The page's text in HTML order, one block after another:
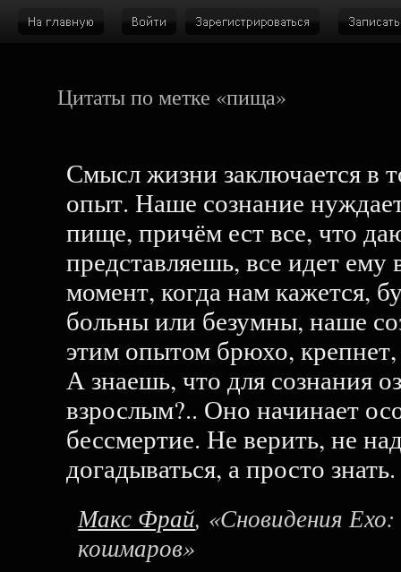
Цитаты по метке «пища»
Смысл жизни заключается в
опыт. Наше сознание
пище, причём ест все, что
представляешь, все идет
момент, когда нам кажется,
больны или безумны, наше
этим опытом брюхо, крепнет,
А знаешь, что для сознания
взрослым?.. Оно начинает
бессмертие. Не верить, не
догадываться, а просто знать.
Макс Фрай, «Сновидения
кошмаров»